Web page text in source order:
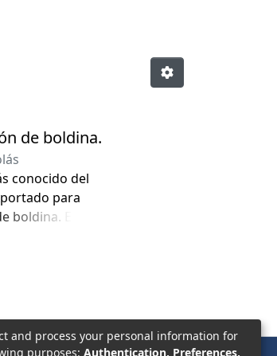
de boldina.
conocido del
para
El
por lo que
secundarios
and process your personal information for
purposes: Authentication, Preferences,